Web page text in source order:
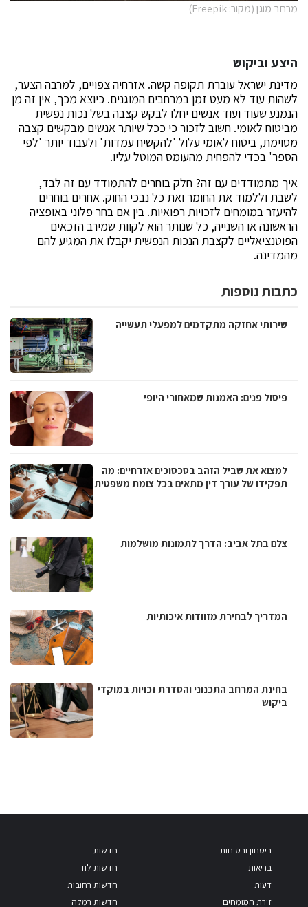
מרחב מוגן (מקור: Freepik)
היצע וביקוש
מדינת ישראל עוברת תקופה קשה. אזרחיה צפויים, למרבה הצער,
לשהות עוד לא מעט זמן במרחבים המוגנים. כיוצא מכך, אין זה מן
הנמנע שעוד ועוד אנשים יחלו לבקש קצבה בשל נכות נפשית
מביטוח לאומי. חשוב לזכור כי ככל שיותר אנשים מבקשים קצבה
מסוימת, ביטוח לאומי עלול 'להקשיח עמדות' ולעבוד יותר 'לפי
הספר' בכדי להפחית מהעומס המוטל עליו.
איך מתמודדים עם זה? חלק בוחרים להתמודד עם זה לבד,
לשבת וללמוד את החומר ואת כל נבכי החוק. אחרים בוחרים
להיעזר במומחים לזכויות רפואיות. בין אם בחר פלוני באופציה
הראשונה או השנייה, כל שנותר הוא לקוות שמירב הזכאים
הפוטנציאליים לקצבת הנכות הנפשית יקבלו את המגיע להם
מהמדינה.
כתבות נוספות
שירותי אחזקה מתקדמים למפעלי תעשייה
פיסול פנים: האמנות שמאחורי היופי
למצוא את שביל הזהב בסכסוכים אזרחיים: מה
תפקידו של עורך דין מתאים בכל צומת משפטית
צלם בתל אביב: הדרך לתמונות מושלמות
המדריך לבחירת מזוודות איכותיות
בחינת המרחב התכנוני והסדרת זכויות במוקדי
ביקוש
ביטחון ובטיחות
בריאות
דעות
זירת המומחים
חדשות
חדשות לוד
חדשות רחובות
חדשות רמלה